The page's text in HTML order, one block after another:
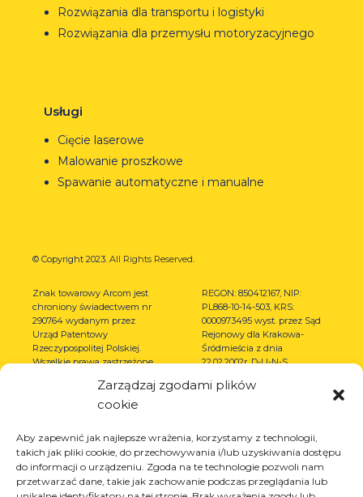
Zarządzaj zgodami plików
cookie
Aby zapewnić jak najlepsze wrażenia, korzystamy z technologii,
takich jak pliki cookie, do przechowywania i/lub uzyskiwania dostępu
do informacji o urządzeniu. Zgoda na te technologie pozwoli nam
przetwarzać dane, takie jak zachowanie podczas przeglądania lub
Rozwiązania dla transportu i logistyki
Rozwiązania dla przemysłu motoryzacyjnego
Usługi
Cięcie laserowe
Malowanie proszkowe
Spawanie automatyczne i manualne
© Copyright 2023. All Rights Reserved.
Znak towarowy Arcom jest
chroniony świadectwem nr
290764 wydanym przez
Urząd Patentowy
Rzeczypospolitej Polskiej.
Wszelkie prawa zastrzeżone.
REGON: 850412167, NIP:
PL868-10-14-503, KRS:
0000973495 wyst. przez Sąd
Rejonowy dla Krakowa-
Śródmieścia z dnia
22.02.2002r. D-U-N-S